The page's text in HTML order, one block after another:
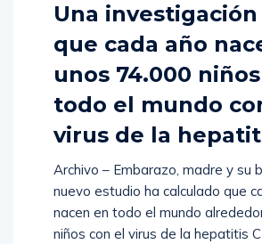
Una
que cada año
unos 74.000
todo el mundo
virus de la
Archivo – Embarazo, madre y su
nuevo estudio ha calculado que
nacen en todo el mundo
niños con el virus de la hepatitis